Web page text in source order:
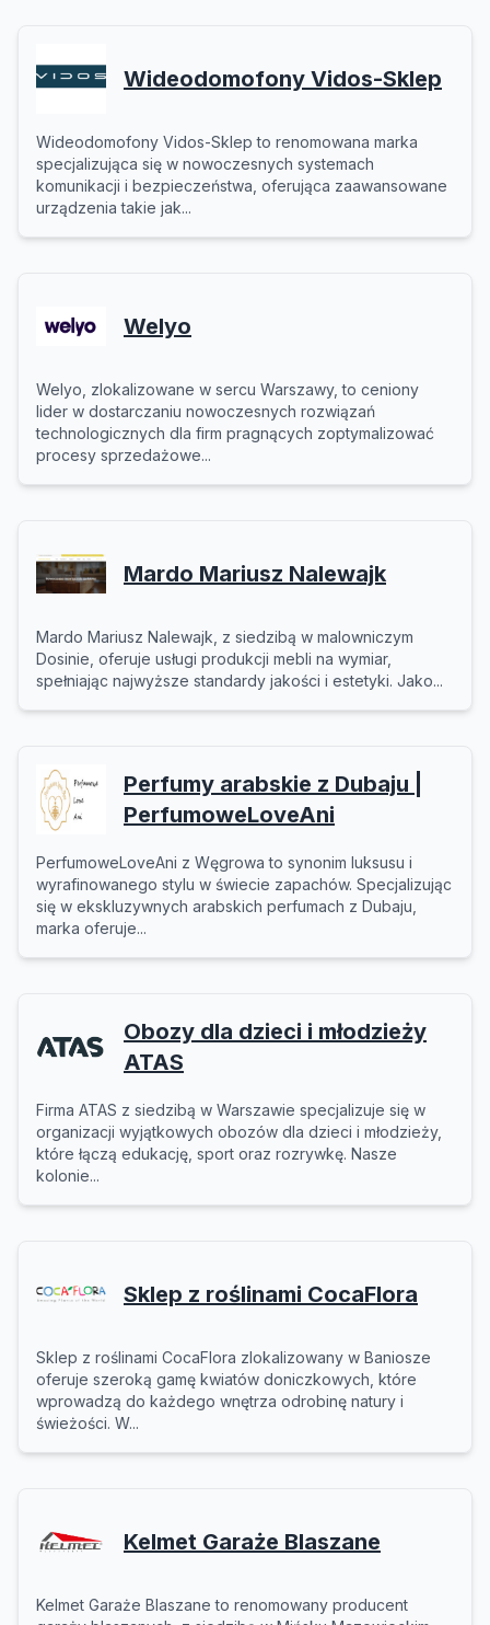
Wideodomofony Vidos-Sklep
Wideodomofony Vidos-Sklep to renomowana marka
specjalizująca się w nowoczesnych systemach
komunikacji i bezpieczeństwa, oferująca zaawansowane
urządzenia takie jak...
Welyo
Welyo, zlokalizowane w sercu Warszawy, to ceniony
lider w dostarczaniu nowoczesnych rozwiązań
technologicznych dla firm pragnących zoptymalizować
procesy sprzedażowe...
Mardo Mariusz Nalewajk
Mardo Mariusz Nalewajk, z siedzibą w malowniczym
Dosinie, oferuje usługi produkcji mebli na wymiar,
spełniając najwyższe standardy jakości i estetyki. Jako...
Perfumy arabskie z Dubaju |
PerfumoweLoveAni
PerfumoweLoveAni z Węgrowa to synonim luksusu i
wyrafinowanego stylu w świecie zapachów. Specjalizując
się w ekskluzywnych arabskich perfumach z Dubaju,
marka oferuje...
Obozy dla dzieci i młodzieży
ATAS
Firma ATAS z siedzibą w Warszawie specjalizuje się w
organizacji wyjątkowych obozów dla dzieci i młodzieży,
które łączą edukację, sport oraz rozrywkę. Nasze
kolonie...
Sklep z roślinami CocaFlora
Sklep z roślinami CocaFlora zlokalizowany w Baniosze
oferuje szeroką gamę kwiatów doniczkowych, które
wprowadzą do każdego wnętrza odrobinę natury i
świeżości. W...
Kelmet Garaże Blaszane
Kelmet Garaże Blaszane to renomowany producent